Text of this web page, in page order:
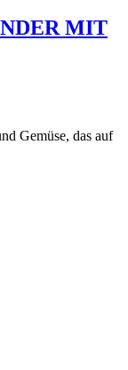
MIT
Gemüse, das auf